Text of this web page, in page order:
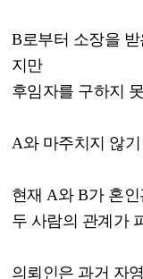
B로부터 소장을 받
지만
후임자를 구하지
A와 마주치지 않
현재 A와B가 혼
두 사람의 관계가
의뢰인은 과거 자